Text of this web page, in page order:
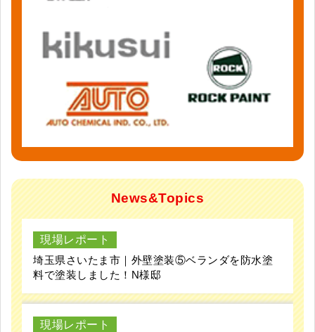
News&Topics
現場レポート
埼玉県さいたま市｜外壁塗装⑤ベランダを防水塗
料で塗装しました！N様邸
現場レポート